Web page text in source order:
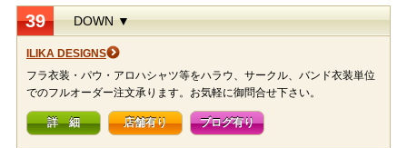
39 DOWN ▼
ILIKA DESIGNS
フラ衣装・パウ・アロハシャツ等をハラウ、サークル、バンド衣装単位
でのフルオーダー注文承ります。お気軽に御問合せ下さい。
詳 細 店舗有り ブログ有り